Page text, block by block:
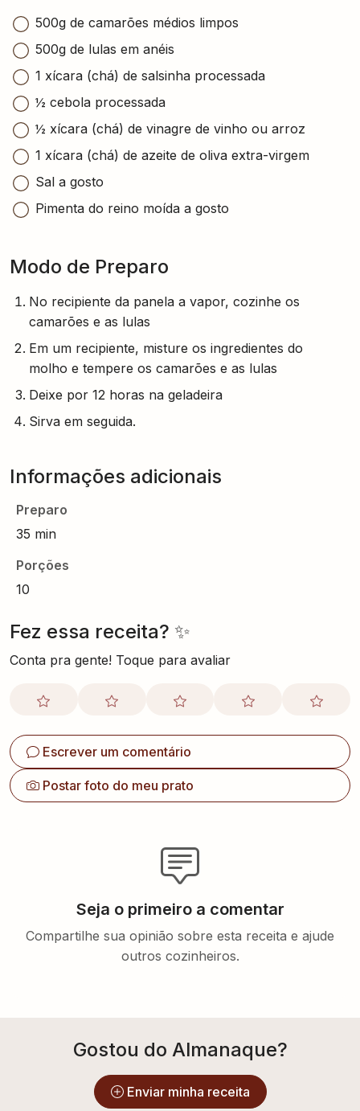
500g de camarões médios limpos
500g de lulas em anéis
1 xícara (chá) de salsinha processada
½ cebola processada
½ xícara (chá) de vinagre de vinho ou arroz
1 xícara (chá) de azeite de oliva extra-virgem
Sal a gosto
Pimenta do reino moída a gosto
Modo de Preparo
No recipiente da panela a vapor, cozinhe os
camarões e as lulas
Em um recipiente, misture os ingredientes do
molho e tempere os camarões e as lulas
Deixe por 12 horas na geladeira
Sirva em seguida.
Informações adicionais
Preparo
35 min
Porções
10
Fez essa receita? ✨
Conta pra gente! Toque para avaliar
Escrever um comentário
Postar foto do meu prato
Seja o primeiro a comentar
Compartilhe sua opinião sobre esta receita e ajude
outros cozinheiros.
Gostou do Almanaque?
Enviar minha receita